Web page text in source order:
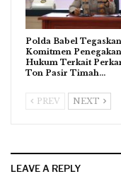
Polda Babel Tegaskan
Komitmen Penegakan
Hukum Terkait
Ton Pasir Timah…
PREV NEXT
LEAVE A REPLY